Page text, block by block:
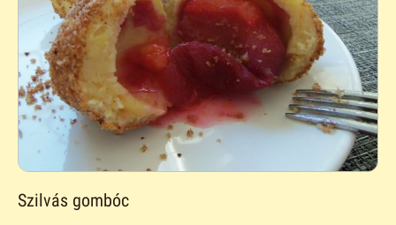
Szilvás gombóc